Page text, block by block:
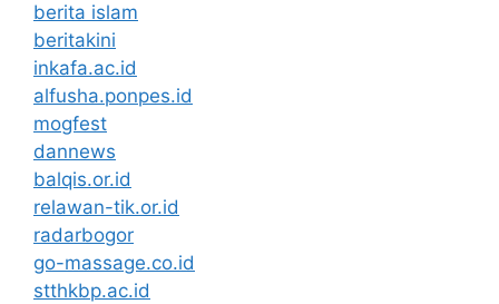
berita islam
beritakini
inkafa.ac.id
alfusha.ponpes.id
mogfest
dannews
balqis.or.id
relawan-tik.or.id
radarbogor
go-massage.co.id
stthkbp.ac.id